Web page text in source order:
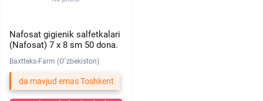
Nafosat gigienik salfetkalari
(Nafosat) 7 х 8 sm 50 dona.
Baxtteks-Farm (O`zbekiston)
da mavjud emas Toshkent